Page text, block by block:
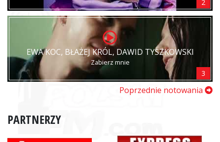
2
EWA KOC, BŁAŻEJ KRÓL, DAWID TYSZKOWSKI
Zabierz mnie
3
Poprzednie notowania
PARTNERZY